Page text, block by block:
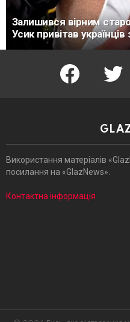
Залишився вірним
Усик привітав
facebook
Використання матеріалів
посилання на «GlazNews».
Контактна інформація